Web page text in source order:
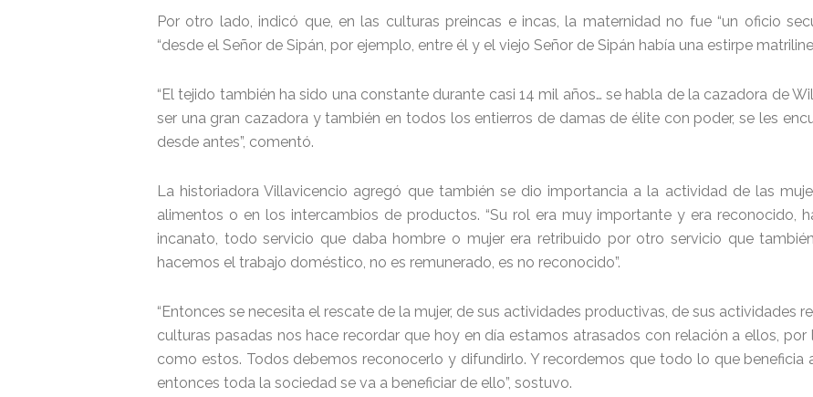
Por otro lado, indicó que, en las culturas preincas e incas, la maternidad no fue “un oficio
“desde el Señor de Sipán, por ejemplo, entre él y el viejo Señor de Sipán había una estirpe
“El tejido también ha sido una constante durante casi 14 mil años… se habla de la cazadora de
ser una gran cazadora y también en todos los entierros de damas de élite con poder, se les
desde antes”, comentó.
La historiadora Villavicencio agregó que también se dio importancia a la actividad de las
alimentos o en los intercambios de productos. “Su rol era muy importante y era reconocido,
incanato, todo servicio que daba hombre o mujer era retribuido por otro servicio que
hacemos el trabajo doméstico, no es remunerado, es no reconocido”.
“Entonces se necesita el rescate de la mujer, de sus actividades productivas, de sus actividades
culturas pasadas nos hace recordar que hoy en día estamos atrasados con relación a ellos,
como estos. Todos debemos reconocerlo y difundirlo. Y recordemos que todo lo que beneficia
entonces toda la sociedad se va a beneficiar de ello”, sostuvo.